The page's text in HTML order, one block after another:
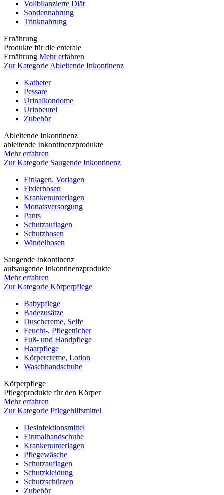
Vollbilanzierte Diät
Sondennahrung
Trinknahrung
Ernährung
Produkte für die enterale
Ernährung Mehr erfahren
Zur Kategorie Ableitende Inkontinenz
Katheter
Pessare
Urinalkondome
Urinbeutel
Zubehör
Ableitende Inkontinenz
ableitende Inkontinenzprodukte
Mehr erfahren
Zur Kategorie Saugende Inkontinenz
Einlagen, Vorlagen
Fixierhosen
Krankenunterlagen
Monatsversorgung
Pants
Schutzauflagen
Schutzhosen
Windelhosen
Saugende Inkontinenz
aufsaugende Inkontinenzprodukte
Mehr erfahren
Zur Kategorie Körperpflege
Babypflege
Badezusätze
Duschcreme, Seife
Feucht-, Pflegetücher
Fuß- und Handpflege
Haarpflege
Körpercreme, Lotion
Waschhandschuhe
Körperpflege
Pflegeprodukte für den Körper
Mehr erfahren
Zur Kategorie Pflegehilfsmittel
Desinfektionsmittel
Einmalhandschuhe
Krankenunterlagen
Pflegewäsche
Schutzauflagen
Schutzkleidung
Schutzschürzen
Zubehör